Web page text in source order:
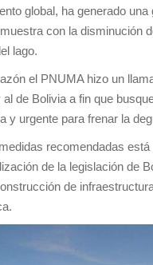
global, ha generado
con la disminución
lago.
el PNUMA hizo un
al de Bolivia a fin que
y urgente para frenar la
recomendadas
de la legislación de
de